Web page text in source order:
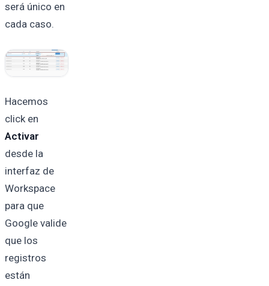
será único en
cada caso.
Hacemos
click en
Activar
desde la
interfaz de
Workspace
para que
Google valide
que los
registros
están